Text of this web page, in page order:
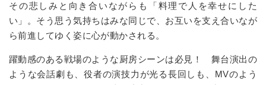
その悲しみと向き合いながらも「料理で人を幸せにした
い」。そう思う気持ちはみな同じで、お互いを支え合いなが
ら前進してゆく姿に心が動かされる。
躍動感のある戦場のような厨房シーンは必見！ 舞台演出の
ような会話劇も、役者の演技力が光る長回しも、 MVのよう